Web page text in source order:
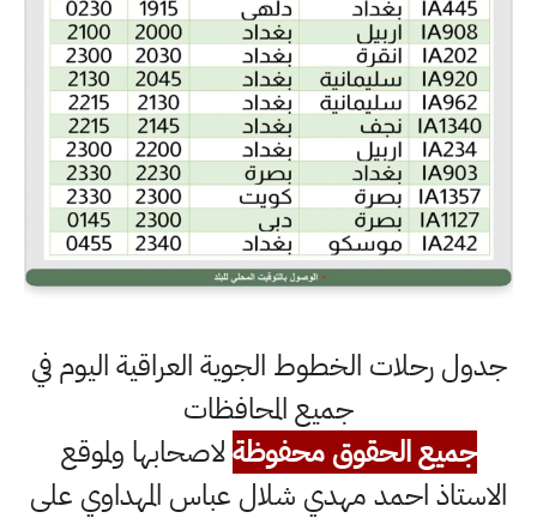
جدول رحلات الخطوط الجوية العراقية اليوم في
جميع المحافظات
جميع الحقوق محفوظةلاصحابها ولموقع
الاستاذ احمد مهدي شلال عباس المهداوي على